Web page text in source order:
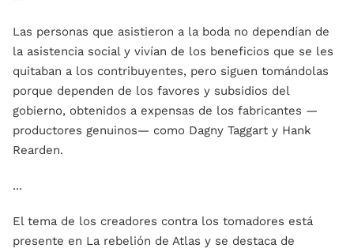
Las personas que asistieron a la boda no dependían de
la asistencia social y vivían de los beneficios que se les
quitaban a los contribuyentes, pero siguen tomándolas
porque dependen de los favores y subsidios del
gobierno, obtenidos a expensas de los fabricantes —
productores genuinos— como Dagny Taggart y Hank
Rearden.
...
El tema de los creadores contra los tomadores está
presente en La rebelión de Atlas y se destaca de